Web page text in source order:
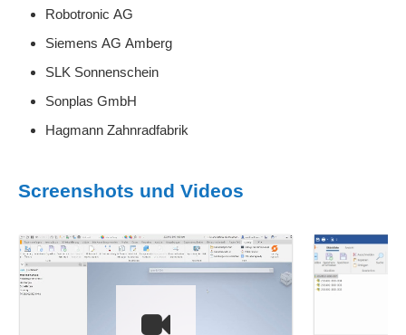
Robotronic AG
Siemens AG Amberg
SLK Sonnenschein
Sonplas GmbH
Hagmann Zahnradfabrik
Screenshots und Videos